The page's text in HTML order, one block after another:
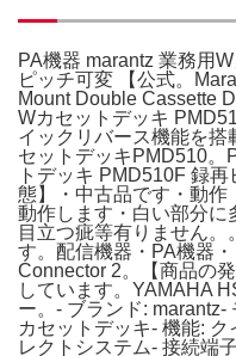
PA機器 marantz 業務用
ピッチ可変 【公式。
Mount Double Cassette
Wカセットデッキ
イックリバース機能を搭
セットデッキPMD510。
トデッキ PMD510F 録
態】・中古品です・動
動作します・白い部分に
目立つ疵等有りません
す。配信機器・PA機器
Connector 2。【商品の
しています。YAMAHA
ー。- ブランド: marantz-
カセットデッキ- 機能:
レクトシステム- 接続端